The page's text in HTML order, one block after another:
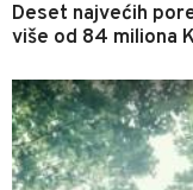
Deset najvećih
više od 84 miliona